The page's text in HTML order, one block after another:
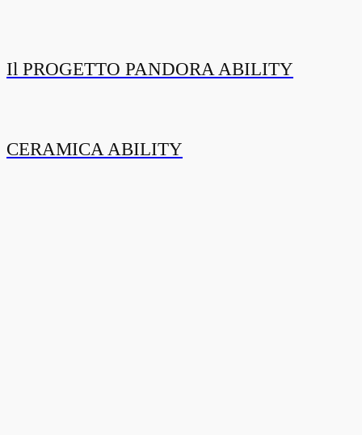
Il PROGETTO PANDORA ABILITY
CERAMICA ABILITY